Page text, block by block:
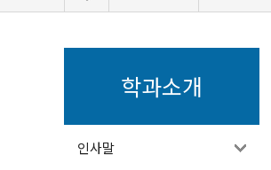
학과소개
인사말